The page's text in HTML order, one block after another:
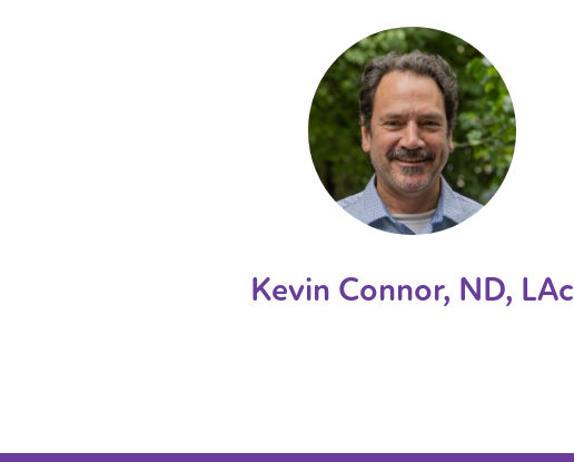
Kevin Connor, ND, LAc